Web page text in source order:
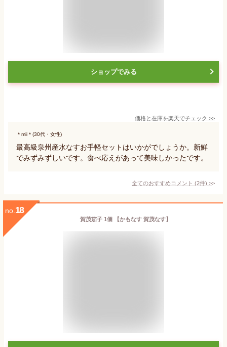
ショップでみる
価格と在庫を楽天でチェック >>
＊mii＊(30代・女性)
最高級泉州産水なすお手軽セットはいかがでしょうか。新鮮
でみずみずしいです。食べ応えがあって美味しかったです。
全てのおすすめコメント (2件) >
no. 18
賀茂茄子 1個 【かもなす 賀茂なす】